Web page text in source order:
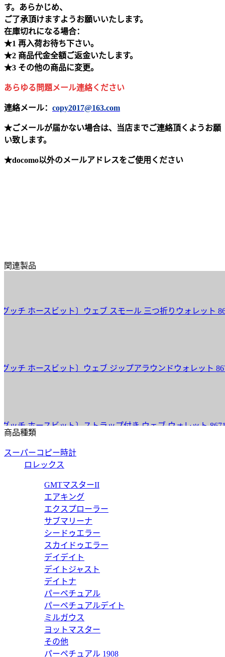
す。あらかじめ、
ご了承頂けますようお願いいたします。
在庫切れになる場合：
★1 再入荷お待ち下さい。
★2 商品代金全額ご返金いたします。
★3 その他の商品に変更。
あらゆる問題メール連絡ください
連絡メール： copy2017@163.com
★ごメールが届かない場合は、当店までご連絡頂くようお願
い致します。
★docomo以外のメールアドレスをご使用ください
関連製品
ホースビット〕ウェブ スモール 三つ折りウォレット
ホースビット〕ウェブ ジップアラウンドウォレット 867124
ホースビット〕ストラップ付き ウェブ ウォレット 867120
ディア〕日本限定 スモールウォレット 838487 FAE0L 9793
ィア〕スモールウォレット 838487 FAE0L 9746
ィア〕スモールウォレット 838468 FAE0L 9746
ディア〕ジップアラウンドウォレット 838484 FAE0L 9746
商品種類
スーパーコピー時計
ロレックス
GMTマスターII
エアキング
エクスプローラー
サブマリーナ
シードゥエラー
スカイドゥエラー
デイデイト
デイトジャスト
デイトナ
パーペチュアル
パーペチュアルデイト
ミルガウス
ヨットマスター
その他
パーペチュアル 1908